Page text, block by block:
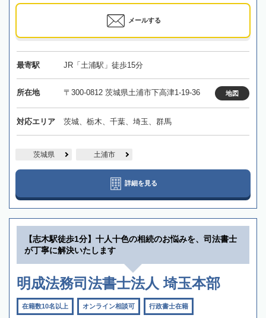
メールする
最寄駅 JR「土浦駅」徒歩15分
所在地 〒300-0812 茨城県土浦市下高津1-19-36 地図
対応エリア 茨城、栃木、千葉、埼玉、群馬
茨城県 土浦市
詳細を見る
【志木駅徒歩1分】十人十色の相続のお悩みを、司法書士
が丁寧に解決いたします
明成法務司法書士法人 埼玉本部
在籍数10名以上 オンライン相談可 行政書士在籍